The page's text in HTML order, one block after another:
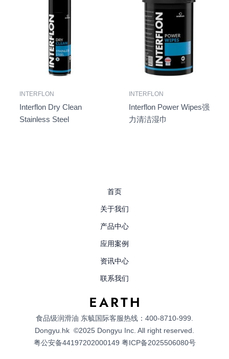
INTERFLON
Interflon Dry Clean
Stainless Steel
INTERFLON
Interflon Power Wipes强
力清洁湿巾
首页
关于我们
产品中心
应用案例
资讯中心
联系我们
食品级润滑油 东毓国际客服热线：400-8710-999.
Dongyu.hk ©2025 Dongyu Inc. All right reserved.
粤公安备44197202000149 粤ICP备2025506080号